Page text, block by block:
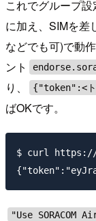
これでグループ
に加え、SIMを差
などでも可)で動
ント
り、
{"token":<ト
ばOKです。
$ curl https://
"Use SORACOM